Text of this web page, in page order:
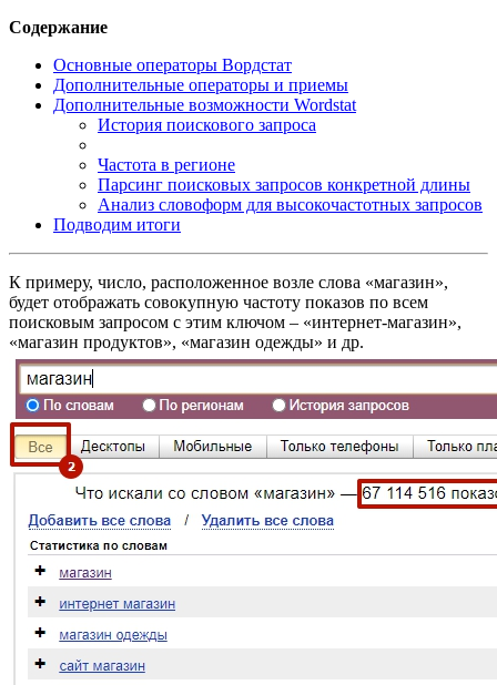
Содержание
Основные операторы Вордстат
Дополнительные операторы и приемы
Дополнительные возможности Wordstat
История поискового запроса
Частота в регионе
Парсинг поисковых запросов конкретной длины
Анализ словоформ для высокочастотных запросов
Подводим итоги
К примеру, число, расположенное возле слова «магазин»,
будет отображать совокупную частоту показов по всем
поисковым запросом с этим ключом – «интернет-магазин»,
«магазин продуктов», «магазин одежды» и др.